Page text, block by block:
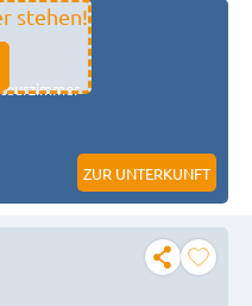
stehen!
ZUR UNTERKUNFT